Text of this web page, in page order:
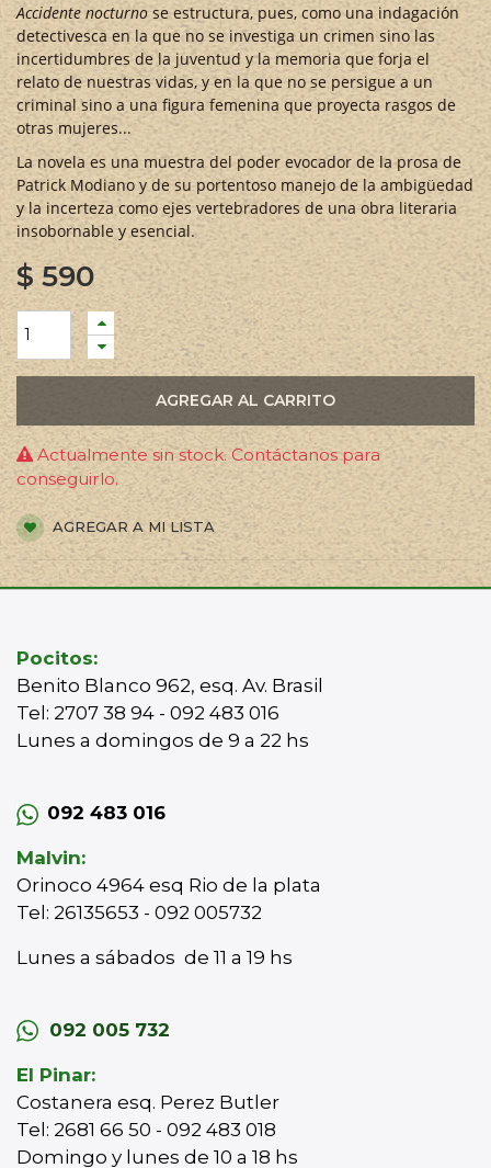
Accidente nocturnose estructura, pues, como una indagación
detectivesca en la que no se investiga un crimen sino las
incertidumbres de la juventud y la memoria que forja el
relato de nuestras vidas, y en la que no se persigue a un
criminal sino a una figura femenina que proyecta rasgos de
otras mujeres...
La novela es una muestra del poder evocador de la prosa de
Patrick Modiano y de su portentoso manejo de la ambigüedad
y la incerteza como ejes vertebradores de una obra literaria
insobornable y esencial.
$ 590
AGREGAR AL CARRITO
Actualmente sin stock. Contáctanos para
conseguirlo.
AGREGAR A MI LISTA
Pocitos:
Benito Blanco 962, esq. Av. Brasil
Tel: 2707 38 94 - 092 483 016
Lunes a domingos de 9 a 22 hs
092 483 016
Malvin:
Orinoco 4964 esq Rio de la plata
Tel: 26135653 - 092 005732
Lunes a sábados de 11 a 19 hs
092 005 732
El Pinar:
Costanera esq. Perez Butler
Tel: 2681 66 50 - 092 483 018
Domingo y lunes de 10 a 18 hs